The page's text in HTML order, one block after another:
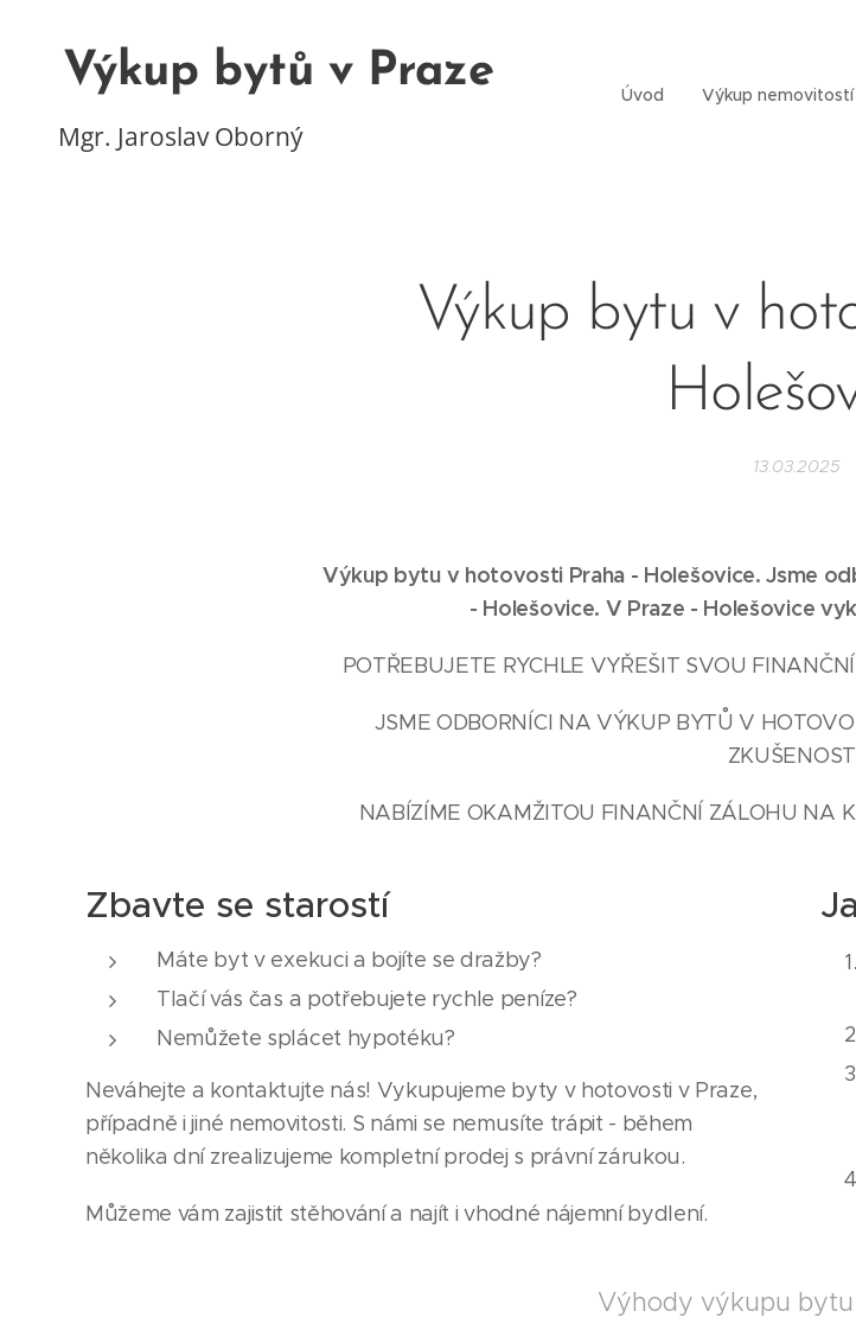
Výkup bytů v Praze
Mgr. Jaroslav Oborný
Úvod Výkup nemovitostí
Výkup bytu v
13.03.2025
Výkup bytu v hotovosti Praha - Holešovice. Jsme
- Holešovice. V Praze - Holešovice
POTŘEBUJETE RYCHLE VYŘEŠIT SVOU
JSME ODBORNÍCI NA VÝKUP BYTŮ V
NABÍZÍME OKAMŽITOU FINANČNÍ ZÁLOHU NA
Zbavte se starostí
Máte byt v exekuci a bojíte se dražby?
Tlačí vás čas a potřebujete rychle peníze?
Nemůžete splácet hypotéku?
Neváhejte a kontaktujte nás! Vykupujeme byty v hotovosti v Praze,
případně i jiné nemovitosti. S námi se nemusíte trápit - během
několika dní zrealizujeme kompletní prodej s právní zárukou.
Můžeme vám zajistit stěhování a najít i vhodné nájemní bydlení.
Výhody výkupu